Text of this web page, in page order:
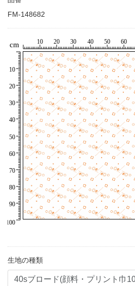
FM-148682
生地の種類